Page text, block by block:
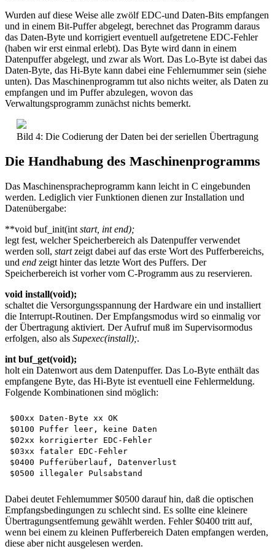
Wurden auf diese Weise alle zwölf EDC-und Daten-Bits empfangen
und in einem Bit-Puffer abgelegt, berechnet das Programm daraus
das Daten-Byte und korrigiert eventuell aufgetretene EDC-Fehler
(haben wir erst einmal erlebt). Das Byte wird dann in einem
Datenpuffer abgelegt, und zwar als Wort. Das Lo-Byte ist dabei das
Daten-Byte, das Hi-Byte kann dabei eine Fehlernummer sein (siehe
unten). Das Maschinenprogramm tut also nichts weiter, als Daten zu
empfangen und im Puffer abzulegen, wovon das
Verwaltungsprogramm zunächst nichts bemerkt.
Bild 4: Die Codierung der Daten bei der seriellen Übertragung
Die Handhabung des Maschinenprogramms
Das Maschinenspracheprogramm kann leicht in C eingebunden
werden. Lediglich vier Funktionen dienen zur Installation und
Datenübergabe:
**void buf_init(int start, intend);
legt fest, welcher Speicherbereich als Datenpuffer verwendet
werden soll, startzeigt dabei auf das erste Wort des Pufferbereichs,
und end zeigt hinter das letzte Wort des Puffers. Der
Speicherbereich ist vorher vom C-Programm aus zu reservieren.
void install(void);
schaltet die Versorgungsspannung der Hardware ein und installiert
die Interrupt-Routinen. Der Empfangsmodus wird so einmalig vor
der Übertragung aktiviert. Der Aufruf muß im Supervisormodus
erfolgen, also als Supexec(install);.
int buf_get(void);
holt ein Datenwort aus dem Datenpuffer. Das Lo-Byte enthält das
empfangene Byte, das Hi-Byte ist eventuell eine Fehlermeldung.
Folgende Kombinationen sind möglich:
$00xx Daten-Byte xx OK
$0100 Puffer leer, keine Daten
$02xx korrigierter EDC-Fehler
$03xx fataler EDC-Fehler
$0400 Pufferüberlauf, Datenverlust
Dabei deutet Fehlemummer $0500 darauf hin, daß die optischen
Empfangsbedingungen zu schlecht sind. Es sollte eine kleinere
Übertragungsentfemung gewählt werden. Fehler $0400 tritt auf,
wenn bei einem zu kleinen Pufferbereich Daten empfangen werden,
diese aber nicht ausgelesen werden.